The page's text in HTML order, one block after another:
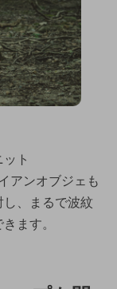
ト
アンオブジェも
、まるで波紋
ます。